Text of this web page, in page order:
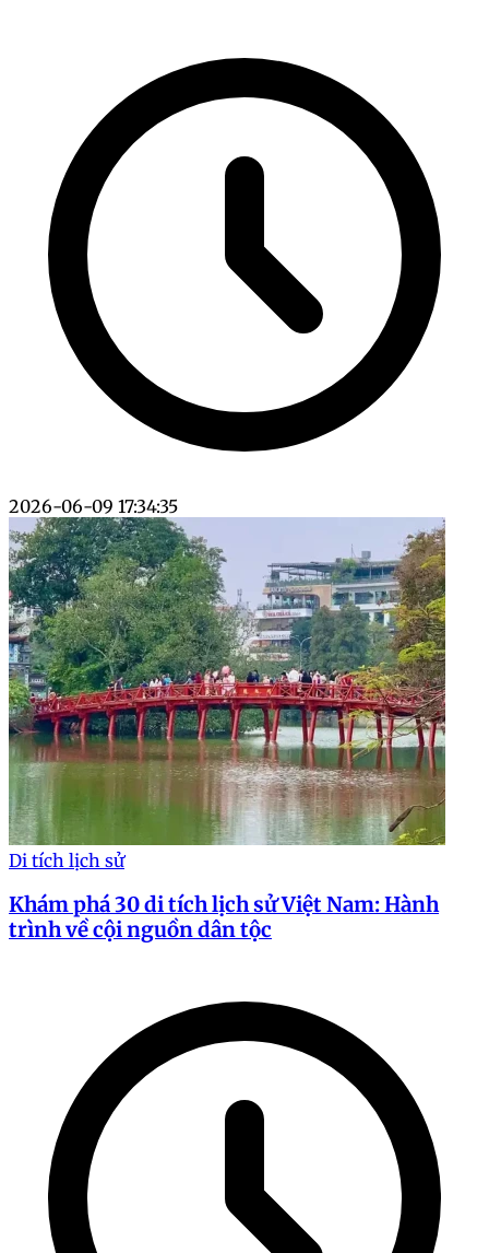
2026-06-09 17:34:35
Di tích lịch sử
Khám phá 30 di tích lịch sử Việt Nam: Hành
trình về cội nguồn dân tộc